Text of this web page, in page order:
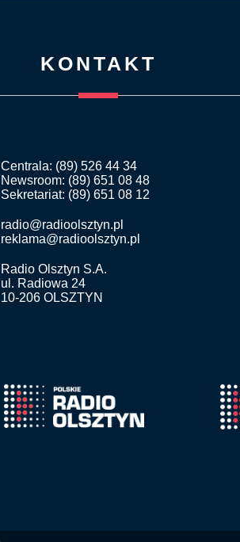
KONTAKT
Centrala: (89) 526 44 34
Newsroom: (89) 651 08 48
Sekretariat: (89) 651 08 12
radio@radioolsztyn.pl
reklama@radioolsztyn.pl
Radio Olsztyn S.A.
ul. Radiowa 24
10-206 OLSZTYN